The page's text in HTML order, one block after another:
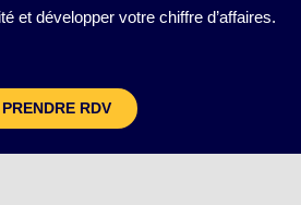
et développer votre chiffre d’affaires.
PRENDRE RDV